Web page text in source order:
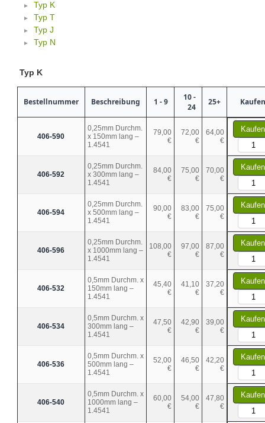
Typ K
Typ T
Typ J
Typ N
Typ K
Bestellnummer Beschreibung 1 - 9
10 -
24
25+ Kaufen
406-590
0,25mm Durchm.
x 150mm lang –
1.4541
79,00
€
72,00
€
64,00
€
Kaufen
406-592
0,25mm Durchm.
x 300mm lang –
1.4541
84,00
€
75,00
€
70,00
€
Kaufen
406-594
0,25mm Durchm.
x 500mm lang –
1.4541
90,00
€
83,00
€
75,00
€
Kaufen
406-596
0,25mm Durchm.
x 1000mm lang –
1.4541
108,00
€
97,00
€
87,00
€
Kaufen
406-532
0,5mm Durchm. x
150mm lang –
1.4541
45,40
€
41,10
€
37,20
€
Kaufen
406-534
0,5mm Durchm. x
300mm lang –
1.4541
47,50
€
42,90
€
39,00
€
Kaufen
406-536
0,5mm Durchm. x
500mm lang –
1.4541
52,00
€
46,50
€
42,20
€
Kaufen
406-540
0,5mm Durchm. x
1000mm lang –
1.4541
60,00
€
54,00
€
47,80
€
Kaufen